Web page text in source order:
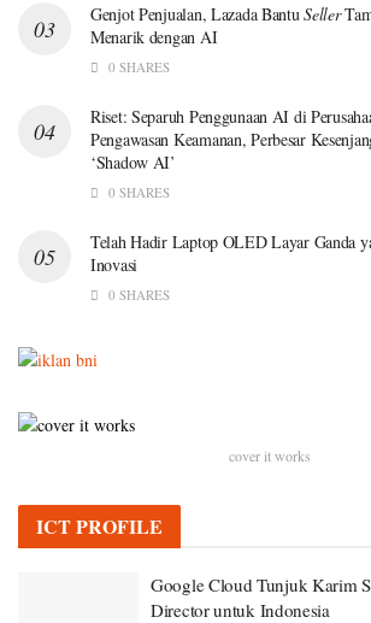
Genjot Penjualan, Lazada BantuSeller
Menarik dengan AI
0 SHARES
Riset: Separuh Penggunaan AI di
Pengawasan Keamanan, Perbesar
‘Shadow AI’
0 SHARES
Telah Hadir Laptop OLED Layar Ganda
Inovasi
0 SHARES
cover it works
ICT PROFILE
Google Cloud Tunjuk Karim
Director untuk Indonesia